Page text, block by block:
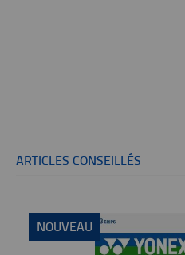
ARTICLES CONSEILLÉS
NOUVEAU